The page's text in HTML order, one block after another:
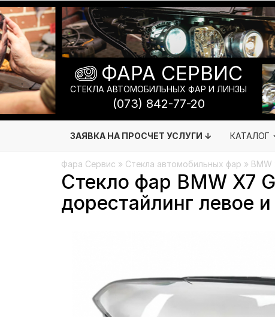
Фара Сервис » Стекла автомобильных фар » BMW
Стекло фар BMW X7
дорестайлинг левое
ФАРА СЕРВИС
СТЕКЛА АВТОМОБИЛЬНЫХ ФАР И ЛИНЗЫ
(073) 842-77-20
ЗАЯВКА НА ПРОСЧЕТ УСЛУГИ ↓ КАТАЛОГ